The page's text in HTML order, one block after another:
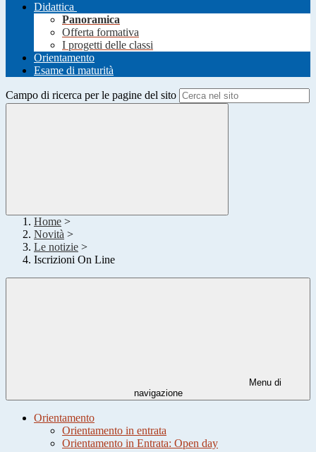
Didattica
Panoramica
Offerta formativa
I progetti delle classi
Orientamento
Esame di maturità
Campo di ricerca per le pagine del sito
Home >
Novità >
Le notizie >
Iscrizioni On Line
Menu di
navigazione
Orientamento
Orientamento in entrata
Orientamento in Entrata: Open day